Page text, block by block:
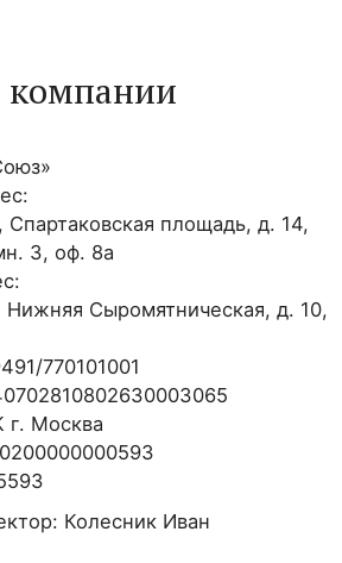
компании
Спартаковская площадь, д. 14,
3, оф. 8а
Нижняя Сыромятническая, д. 10,
770101001
Москва
Колесник Иван